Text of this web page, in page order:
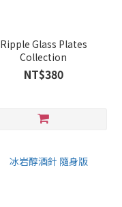
Ripple Glass Plates
Collection
NT$380